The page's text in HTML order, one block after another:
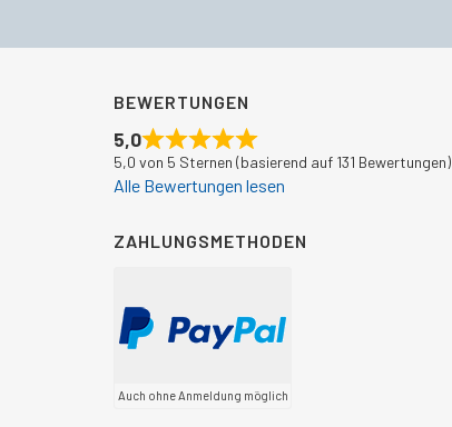
BEWERTUNGEN
5,0
5,0 von 5 Sternen (basierend auf 131 Bewertungen)
Alle Bewertungen lesen
ZAHLUNGSMETHODEN
Auch ohne Anmeldung möglich